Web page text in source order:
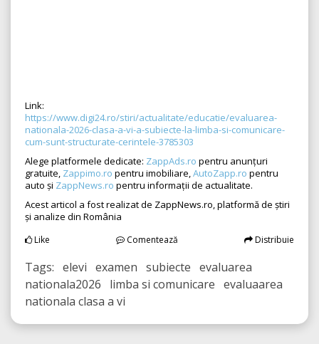
Link:
https://www.digi24.ro/stiri/actualitate/educatie/evaluarea-
nationala-2026-clasa-a-vi-a-subiecte-la-limba-si-comunicare-
cum-sunt-structurate-cerintele-3785303
Alege platformele dedicate: ZappAds.ro pentru anunțuri
gratuite, Zappimo.ro pentru imobiliare,AutoZapp.ro pentru
auto și ZappNews.ro pentru informații de actualitate.
Acest articol a fost realizat de ZappNews.ro, platformă de știri
și analize din România
Like Comentează Distribuie
Tags: elevi examen subiecte evaluarea
nationala2026 limba si comunicare evaluaarea
nationala clasa a vi